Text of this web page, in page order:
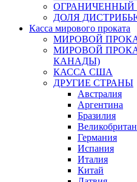
ОГРАНИЧЕННЫЙ
ДОЛЯ
Касса мирового проката
МИРОВОЙ
МИРОВОЙ
КАНАДЫ)
КАССА США
ДРУГИЕ СТРАНЫ
Австралия
Аргентина
Бразилия
Германия
Испания
Италия
Китай